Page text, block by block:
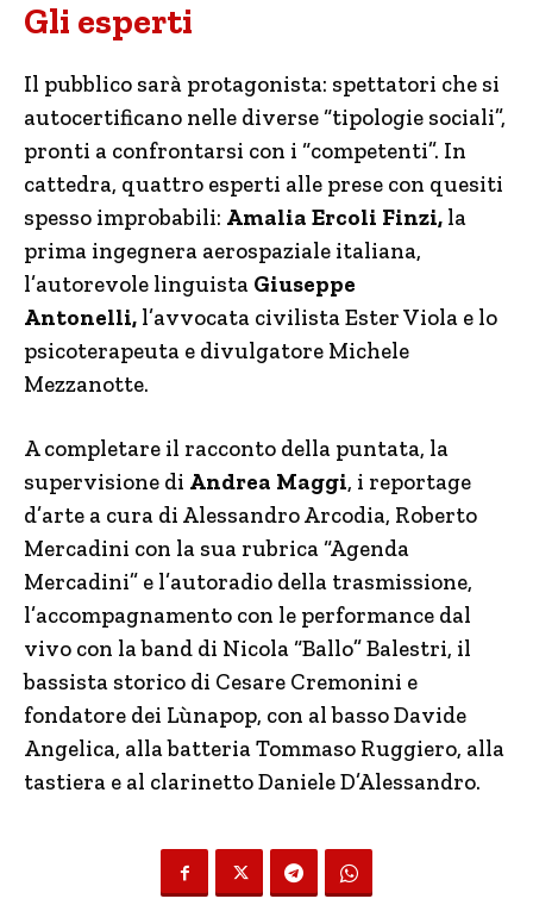
Gli esperti
Il pubblico sarà protagonista: spettatori che si
autocertificano nelle diverse “tipologie sociali”,
pronti a confrontarsi con i “competenti”. In
cattedra, quattro esperti alle prese con quesiti
spesso improbabili: Amalia Ercoli Finzi, la
prima ingegnera aerospaziale italiana,
l’autorevole linguista Giuseppe
Antonelli, l’avvocata civilista Ester Viola e lo
psicoterapeuta e divulgatore Michele
Mezzanotte.
A completare il racconto della puntata, la
supervisione di Andrea Maggi, i reportage
d’arte a cura di Alessandro Arcodia, Roberto
Mercadini con la sua rubrica “Agenda
Mercadini” e l’autoradio della trasmissione,
l’accompagnamento con le performance dal
vivo con la band di Nicola “Ballo” Balestri, il
bassista storico di Cesare Cremonini e
fondatore dei Lùnapop, con al basso Davide
Angelica, alla batteria Tommaso Ruggiero, alla
tastiera e al clarinetto Daniele D’Alessandro.